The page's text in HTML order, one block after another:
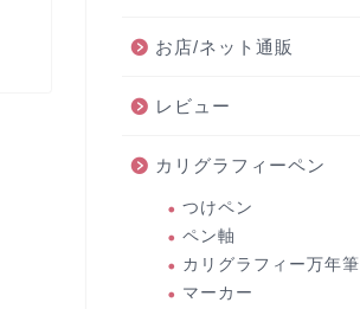
お店/ネット通販
レビュー
カリグラフィーペン
つけペン
ペン軸
カリグラフィー万年筆
マーカー